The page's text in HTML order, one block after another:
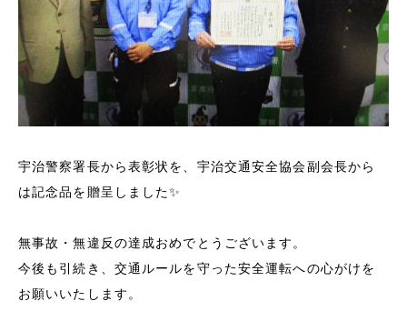
宇治警察署長から表彰状を、宇治交通安全協会副会長から
は記念品を贈呈しました✨
無事故・無違反の達成おめでとうございます。
今後も引続き、交通ルールを守った安全運転への心がけを
お願いいたします。